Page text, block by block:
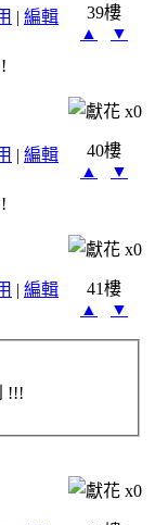
| 編輯
39樓
▲
▼
x0
| 編輯
40樓
▲
▼
x0
| 編輯
41樓
▲
▼
!!!
x0